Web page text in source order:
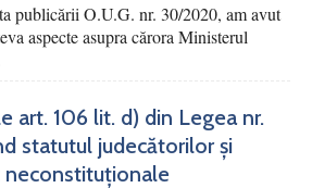
publicării O.U.G. nr. 30/2020, am avut
aspecte asupra cărora Ministerul
art. 106 lit. d) din Legea nr.
statutul judecătorilor și